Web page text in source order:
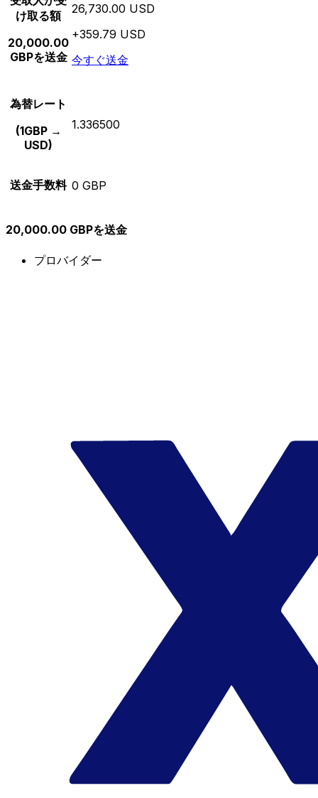
け取る額
20,000.00
GBPを送金
26,730.00 USD
+359.79 USD
今すぐ送金
為替レート
(1GBP →
USD)
1.336500
送金手数料 0 GBP
20,000.00 GBPを送金
プロバイダー